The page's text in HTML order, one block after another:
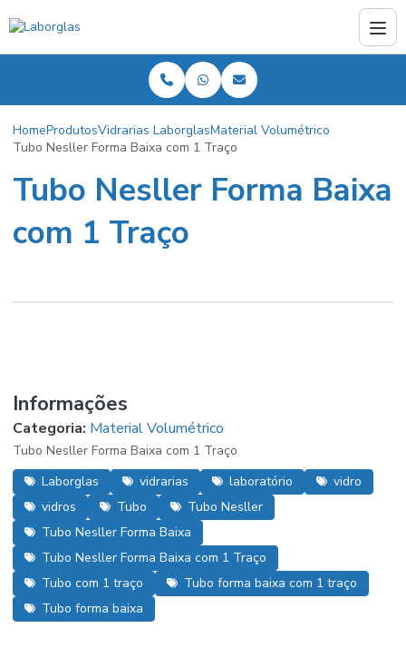
HomeProdutosVidrarias LaborglasMaterial Volumétrico
Tubo Nesller Forma Baixa com 1 Traço
Tubo Nesller Forma Baixa
com 1 Traço
Informações
Categoria: Material Volumétrico
Tubo Nesller Forma Baixa com 1 Traço
Laborglas
vidrarias laboratório
vidro
vidros
Tubo
Tubo Nesller
Tubo Nesller Forma Baixa
Tubo Nesller Forma Baixa com 1 Traço
Tubo com 1 traço
Tubo forma baixa com 1 traço
Tubo forma baixa